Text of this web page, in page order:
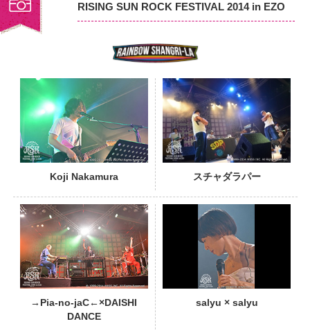
RISING SUN ROCK FESTIVAL 2014 in EZO
Koji Nakamura スチャダラパー
PHOTO
→Pia-no-jaC←×DAISHI
DANCE
salyu × salyu
PHOTO